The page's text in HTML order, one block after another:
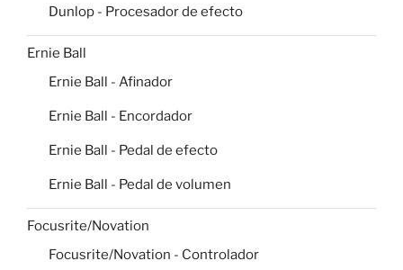
Dunlop - Procesador de efecto
Ernie Ball
Ernie Ball - Afinador
Ernie Ball - Encordador
Ernie Ball - Pedal de efecto
Ernie Ball - Pedal de volumen
Focusrite/Novation
Focusrite/Novation - Controlador